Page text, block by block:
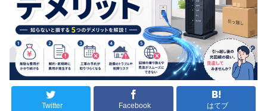
Twitter Facebook はてブ